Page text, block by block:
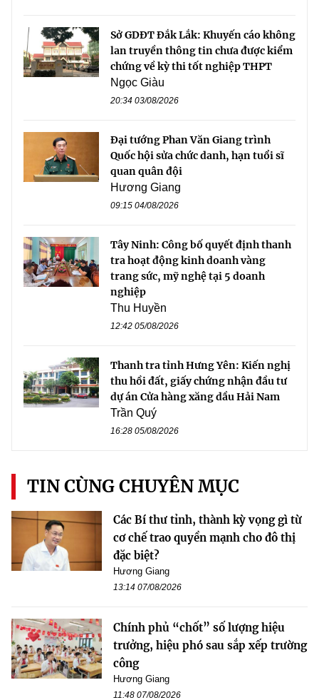
Sở GDĐT Đắk Lắk: Khuyến cáo không
lan truyền thông tin chưa được kiểm
chứng về kỳ thi tốt nghiệp THPT
Ngọc Giàu
20:34 03/08/2026
Đại tướng Phan Văn Giang trình
Quốc hội sửa chức danh, hạn tuổi sĩ
quan quân đội
Hương Giang
09:15 04/08/2026
Tây Ninh: Công bố quyết định thanh
tra hoạt động kinh doanh vàng
trang sức, mỹ nghệ tại 5 doanh
nghiệp
Thu Huyền
12:42 05/08/2026
Thanh tra tỉnh Hưng Yên: Kiến nghị
thu hồi đất, giấy chứng nhận đầu tư
dự án Cửa hàng xăng dầu Hải Nam
Trần Quý
16:28 05/08/2026
TIN CÙNG CHUYÊN MỤC
Các Bí thư tỉnh, thành kỳ vọng gì từ
cơ chế trao quyền mạnh cho đô thị
đặc biệt?
Hương Giang
13:14 07/08/2026
Chính phủ “chốt” số lượng hiệu
trưởng, hiệu phó sau sắp xếp trường
công
Hương Giang
11:48 07/08/2026